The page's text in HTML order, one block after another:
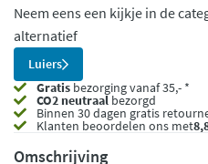
Neem eens een kijkje in de
alternatief
Luiers
Gratis bezorging vanaf 35,- *
CO2 neutraalbezorgd
Binnen 30 dagen gratis
Klanten beoordelen ons met
Omschrijving